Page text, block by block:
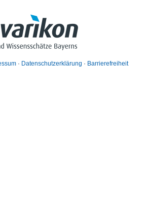
Datenschutzerklärung Barrierefreiheit